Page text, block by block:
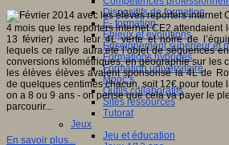
Dispositifs de formation
E- formation
Enjeux et évolutions
Enseignement supérieur et
Formations hybrides
Formation universitaire
Mooc’s
Outils collaboratifs
Sites ressources
Tutorat
Jeux
Jeu et éducation
4 mois que les reporters internet CE2 attendaient
13 février) avec leur 4L verte et noire de
lequels ce rallye aura été l’objet de séquences
conversions kilométriques, en géographie sur les
les élèves élèves avaient sponsorisé la 4L de
de quelques centimes chacun, soit 12€ pour toute
on a 8 ou 9 ans - on pense que cela va payer le
parcourir...
En savoir plus...